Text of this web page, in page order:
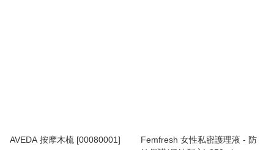
AVEDA 按摩木梳 [00080001]
Femfresh 女性私密護理液 - 防